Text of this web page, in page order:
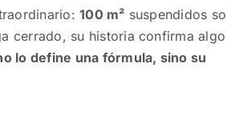
100 m² suspendidos
cerrado, su historia confirma algo
lo define una fórmula, sino su